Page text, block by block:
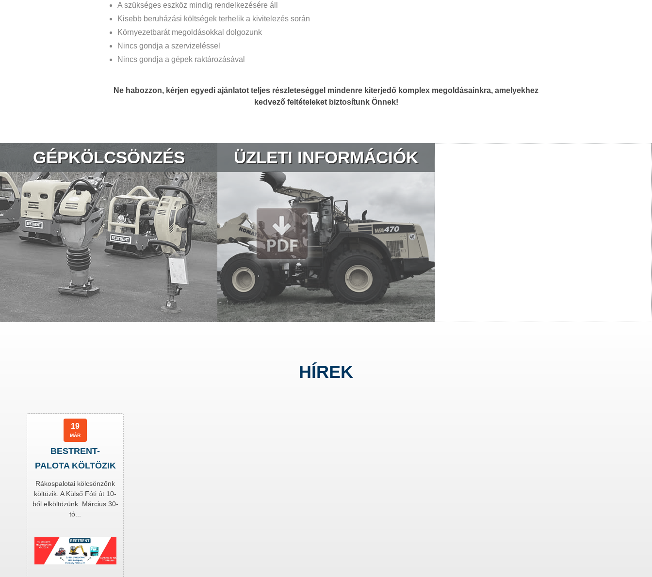
A szükséges eszköz mindig rendelkezésére áll
Kisebb beruházási költségek terhelik a kivitelezés során
Környezetbarát megoldásokkal dolgozunk
Nincs gondja a szervizeléssel
Nincs gondja a gépek raktározásával
Ne habozzon, kérjen egyedi ajánlatot teljes részleteséggel mindenre kiterjedő komplex megoldásainkra, amelyekhez
kedvező feltételeket biztosítunk Önnek!
GÉPKÖLCSÖNZÉS ÜZLETI INFORMÁCIÓK
HÍREK
19
MÁR
BESTRENT-
PALOTA KÖLTÖZIK
Rákospalotai kölcsönzőnk
költözik. A Külső Fóti út 10-
ből elköltözünk. Március 30-
tó...